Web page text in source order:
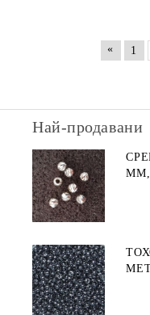
«
1
Най-продавани